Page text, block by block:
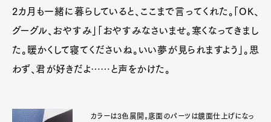
2カ月も一緒に暮らしていると、ここまで言ってくれた。「OK、
グーグル、おやすみ」「おやすみなさいませ。寒くなってきまし
た。暖かくして寝てくださいね。いい夢が見られますよう」。思
わず、君が好きだよ……と声をかけた。
カラーは3色展開。底面のパーツは鏡面仕上げになっ